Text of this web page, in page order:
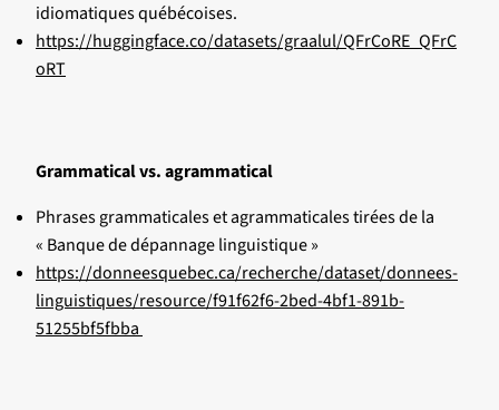
idiomatiques québécoises.
https://huggingface.co/datasets/graalul/QFrCoRE_QFrC
oRT
Grammatical vs. agrammatical
Phrases grammaticales et agrammaticales tirées de la
« Banque de dépannage linguistique »
https://donneesquebec.ca/recherche/dataset/donnees-
linguistiques/resource/f91f62f6-2bed-4bf1-891b-
51255bf5fbba